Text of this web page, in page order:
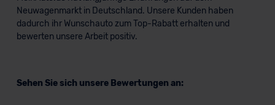
Neuwagenmarkt in Deutschland. Unsere Kunden haben
dadurch ihr Wunschauto zum Top-Rabatt erhalten und
bewerten unsere Arbeit positiv.
Sehen Sie sich unsere Bewertungen an: